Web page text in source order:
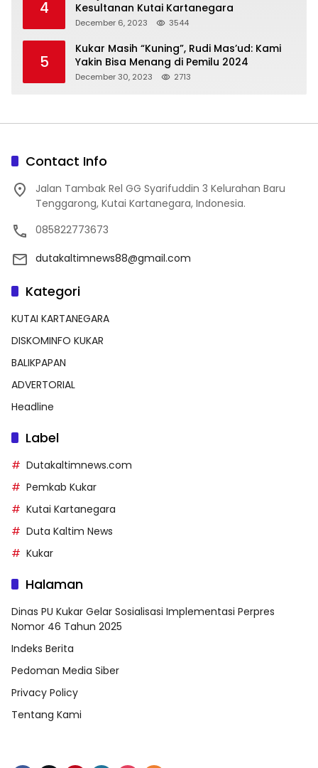
4
Kesultanan Kutai Kartanegara
December 6, 2023 3544
5
Kukar Masih “Kuning”, Rudi Mas’ud: Kami
Yakin Bisa Menang di Pemilu 2024
December 30, 2023 2713
Contact Info
Jalan Tambak Rel GG Syarifuddin 3 Kelurahan Baru
Tenggarong, Kutai Kartanegara, Indonesia.
085822773673
dutakaltimnews88@gmail.com
Kategori
KUTAI KARTANEGARA
DISKOMINFO KUKAR
BALIKPAPAN
ADVERTORIAL
Headline
Label
Dutakaltimnews.com
Pemkab Kukar
Kutai Kartanegara
Duta Kaltim News
Kukar
Halaman
Dinas PU Kukar Gelar Sosialisasi Implementasi Perpres
Nomor 46 Tahun 2025
Indeks Berita
Pedoman Media Siber
Privacy Policy
Tentang Kami